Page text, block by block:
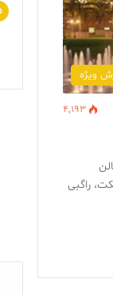
ویژه
4,193
راگبی